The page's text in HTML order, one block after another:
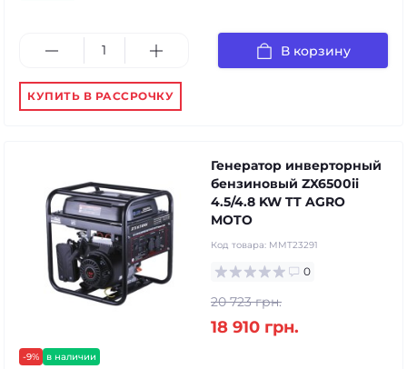
В корзину
КУПИТЬ В РАССРОЧКУ
-9% в наличии
Генератор инверторный
бензиновый ZX6500ii
4.5/4.8 KW TT AGRO
MOTO
Код товара: MMT23291
0
20 723 грн.
18 910 грн.